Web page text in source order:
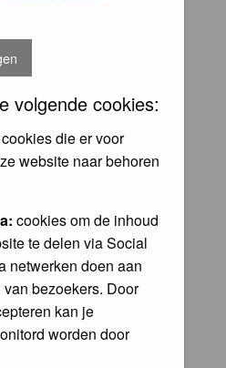
volgende cookies:
cookies die er voor
website naar behoren
cookies om de inhoud
te delen via Social
netwerken doen aan
bezoekers. Door
kan je
worden door
each visit: